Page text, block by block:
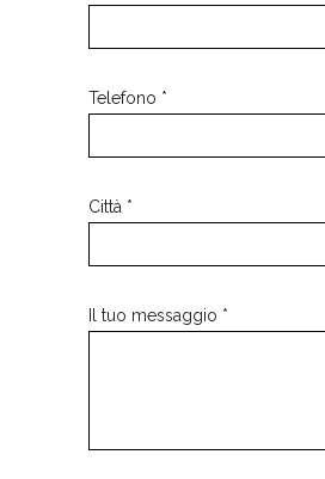
Telefono *
Città *
Il tuo messaggio *